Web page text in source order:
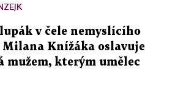
v čele nemyslícího
Milana Knížáka oslavuje
mužem, kterým umělec